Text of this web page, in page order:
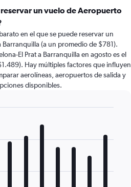
un vuelo de Aeropuerto
en el que se puede reservar un
(a un promedio de $781).
El Prat a Barranquilla en agosto es el
Hay múltiples factores que influyen
aerolíneas, aeropuertos de salida y
disponibles.